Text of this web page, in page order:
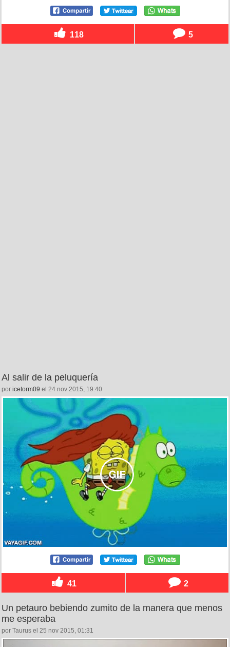
118 5
Al salir de la peluquería
por icetorm09 el 24 nov 2015, 19:40
41 2
Un petauro bebiendo zumito de la manera que menos
me esperaba
por Taurus el 25 nov 2015, 01:31